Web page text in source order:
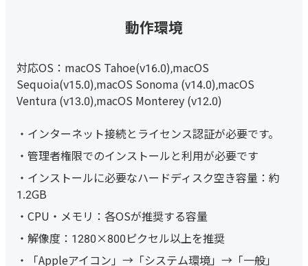
動作環境
対応OS：macOS Tahoe(v16.0),macOS
Sequoia(v15.0),macOS Sonoma (v14.0),macOS
Ventura (v13.0),macOS Monterey (v12.0)
インターネット接続とライセンス認証が必要です。
管理者権限でのインストールと利用が必要です
インストールに必要なハードディスク空き容量：約
1.2GB
CPU・メモリ：各OSが推奨する容量
解像度：1280×800ピクセル以上を推奨
「Appleアイコン」→「システム環境」→「一般」